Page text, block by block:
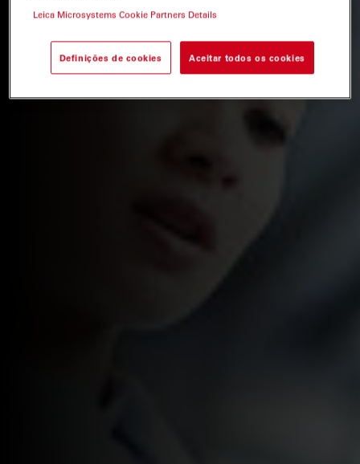
Leica Microsystems Cookie Partners Details
Definições de cookies Aceitar todos os cookies